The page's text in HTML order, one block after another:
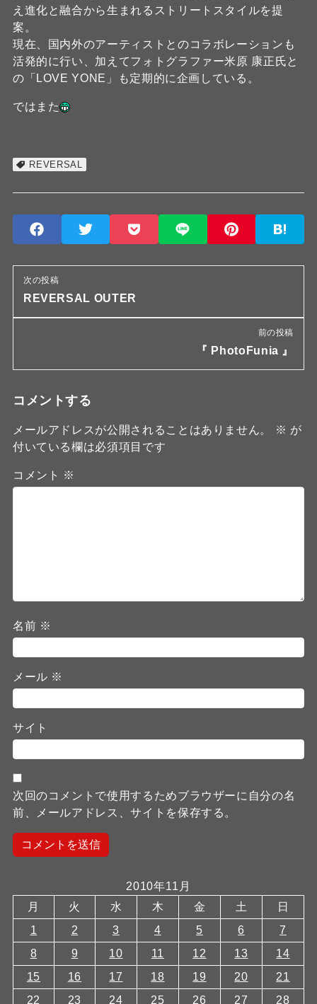
え進化と融合から生まれるストリートスタイルを提
案。
現在、国内外のアーティストとのコラボレーションも
活発的に行い、加えてフォトグラファー米原 康正氏と
の「LOVE YONE」も定期的に企画している。
ではまた
REVERSAL
次の投稿
REVERSAL OUTER
前の投稿
『 PhotoFunia 』
コメントする
メールアドレスが公開されることはありません。 ※ が
付いている欄は必須項目です
コメント ※
名前 ※
メール ※
サイト
次回のコメントで使用するためブラウザーに自分の名
前、メールアドレス、サイトを保存する。
2010年11月
月
火 水 木 金 土
日
1
2 3 4 5 6
7
8
9 10 11 12 13
14
15
16 17 18 19 20
21
22
23 24 25 26 27 28